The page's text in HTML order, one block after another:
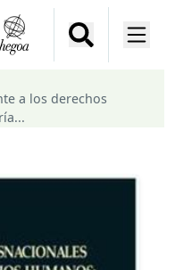
a los derechos